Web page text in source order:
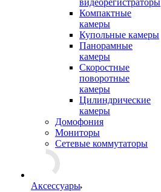
видеорегистраторы
Компактные
камеры
Купольные камеры
Панорамные
камеры
Скоростные
поворотные
камеры
Цилиндрические
камеры
Домофония
Мониторы
Сетевые коммутаторы
Аксессуары